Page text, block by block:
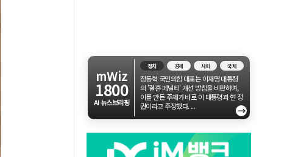
mWiz
1800
AI 뉴스브리핑
정치 경제 사회 국제
장동혁 국민의힘 대표는 이재명 대통령
의 '결혼 페널티' 개선 방침을 비판하며,
이를 만든 주체가 바로 이 대통령과 현 정
권이라고 주장했다. ...
→